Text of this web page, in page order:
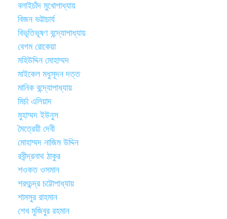
বলাইচাঁদ মুখোপাধ্যায়
বিজন ভট্টাচার্য
বিভূতিভূষণ বন্দ্যোপাধ্যায়
বেগম রোকেয়া
মহিউদ্দিন মোহাম্মদ
মাইকেল মধুসূদন দত্ত
মানিক বন্দ্যোপাধ্যায়
মির্চা এলিয়াদ
মুহাম্মদ ইউনুস
মৈত্রেয়ী দেবী
মোহাম্মদ নাজিম উদ্দিন
রবীন্দ্রনাথ ঠাকুর
শওকত ওসমান
শরৎচন্দ্র চট্টোপাধ্যায়
শামসুর রাহমান
শেখ মুজিবুর রহমান